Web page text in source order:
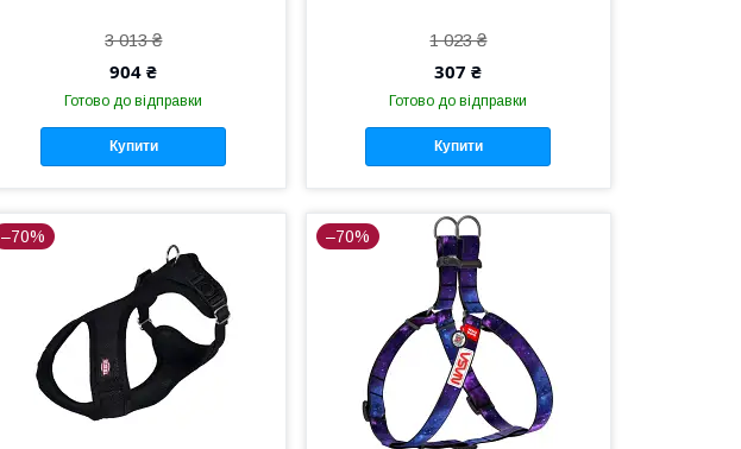
3 013 ₴
904 ₴
Готово до відправки
Купити
1 023 ₴
307 ₴
Готово до відправки
Купити
–70% –70%